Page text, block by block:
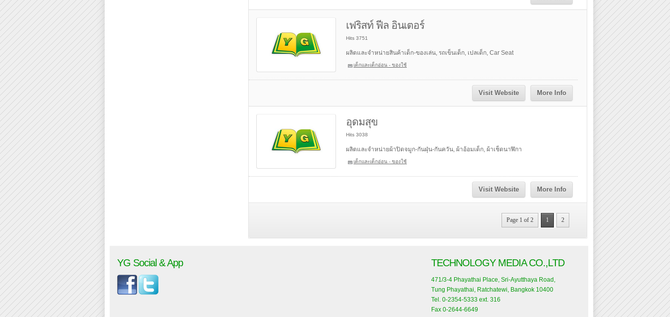
เฟริสท์ ฟีล อินเตอร์
Hits 3751
ผลิตและจำหน่ายสินค้าเด็ก-ของเล่น, รถเข็นเด็ก, เปลเด็ก, Car Seat
เด็กและเด็กอ่อน - ของใช้
More Info
Visit Website
อุดมสุข
Hits 3038
ผลิตและจำหน่ายผ้าปิดจมูก-กันฝุ่น-กันควัน, ผ้าอ้อมเด็ก, ผ้าเช็ดนาฬิกา
เด็กและเด็กอ่อน - ของใช้
More Info
Visit Website
Page 1 of 2 1 2
YG Social & App TECHNOLOGY MEDIA CO.,LTD
471/3-4 Phayathai Place, Sri-Ayutthaya Road,
Tung Phayathai, Ratchatewi, Bangkok 10400
Tel. 0-2354-5333 ext. 316
Fax 0-2644-6649